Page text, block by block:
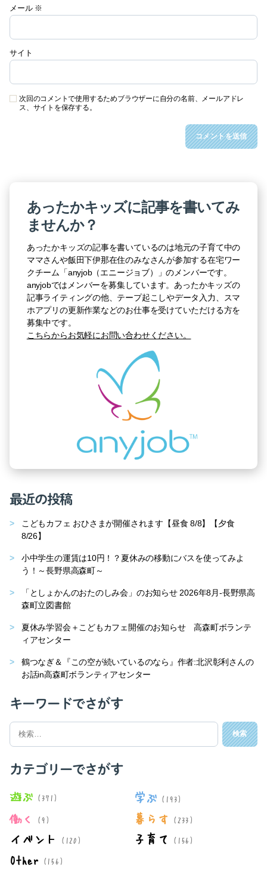
メール ※
サイト
次回のコメントで使用するためブラウザーに自分の名前、メールアドレ
ス、サイトを保存する。
あったかキッズに記事を書いてみ
ませんか？
あったかキッズの記事を書いているのは地元の子育て中の
ママさんや飯田下伊那在住のみなさんが参加する在宅ワー
クチーム「anyjob（エニージョブ）」のメンバーです。
anyjobではメンバーを募集しています。あったかキッズの
記事ライティングの他、テープ起こしやデータ入力、スマ
ホアプリの更新作業などのお仕事を受けていただける方を
募集中です。
こちらからお気軽にお問い合わせください。
最近の投稿
こどもカフェ おひさまが開催されます【昼食 8/8】【夕食
8/26】
小中学生の運賃は10円！？夏休みの移動にバスを使ってみよ
う！～長野県高森町～
「としょかんのおたのしみ会」のお知らせ 2026年8月-長野県高
森町立図書館
夏休み学習会＋こどもカフェ開催のお知らせ 高森町ボランテ
ィアセンター
鶴つなぎ＆『この空が続いているのなら』作者:北沢彰利さんの
お話in高森町ボランティアセンター
キーワードでさがす
検
対
カテゴリーでさがす
遊ぶ (371) 学ぶ (193)
働く (9) 暮らす (233)
イベント (120) 子育て (156)
Other(156)